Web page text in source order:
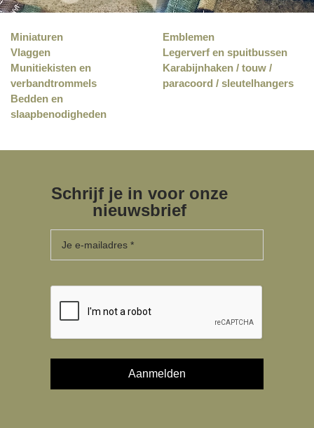
Miniaturen
Emblemen
Vlaggen
Legerverf en spuitbussen
Munitiekisten en
verbandtrommels
Karabijnhaken / touw /
paracoord / sleutelhangers
Bedden en
slaapbenodigheden
Schrijf je in voor onze
nieuwsbrief